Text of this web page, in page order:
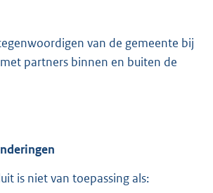
van de gemeente bij
partners binnen en buiten de
is niet van toepassing als: